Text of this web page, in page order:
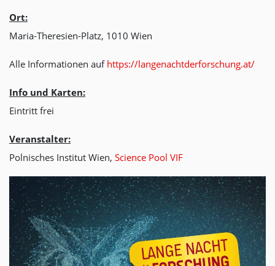
Ort:
Maria-Theresien-Platz, 1010 Wien
Alle Informationen auf https://langenachtderforschung.at/
Info und Karten:
Eintritt frei
Veranstalter:
Polnisches Institut Wien, Science Pool VIF